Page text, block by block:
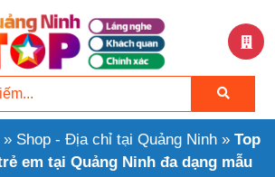
» Shop - Địa chỉ tại Quảng Ninh » Top
em tại Quảng Ninh đa dạng mẫu